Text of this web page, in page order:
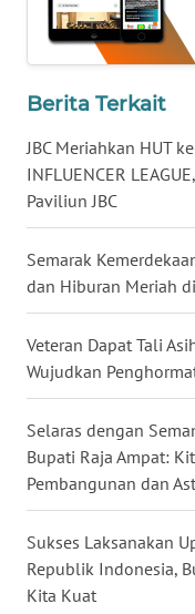
Berita Terkait
JBC Meriahkan HUT
INFLUENCER
Paviliun JBC
Semarak
dan Hiburan Meriah
Veteran Dapat Tali
Wujudkan
Selaras dengan
Bupati Raja Ampat:
Pembangunan dan
Sukses Laksanakan
Republik Indonesia,
Kita Kuat
WN
KALTARA
KALSEL
WN
KALTIM
WN
SULSEL
WN
WN
SULUT